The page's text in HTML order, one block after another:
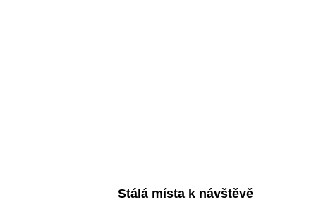
Stálá místa k návštěvě